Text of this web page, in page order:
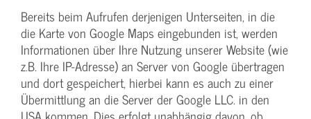
Bereits beim Aufrufen derjenigen Unterseiten, in die
die Karte von Google Maps eingebunden ist, werden
Informationen über Ihre Nutzung unserer Website (wie
z.B. Ihre IP-Adresse) an Server von Google übertragen
und dort gespeichert, hierbei kann es auch zu einer
Übermittlung an die Server der Google LLC. in den